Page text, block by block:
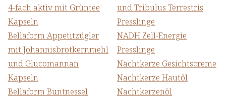
4-fach aktiv mit Grüntee
Kapseln
Bellaform Appetitzügler
mit Johannisbrotkernmehl
und Glucomannan
Kapseln
Bellaform Buntnessel
und Tribulus Terrestris
Presslinge
NADH Zell-Energie
Presslinge
Nachtkerze Gesichtscreme
Nachtkerze Hautöl
Nachtkerzenöl